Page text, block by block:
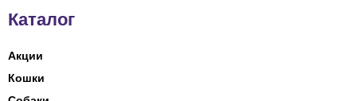
Каталог
Акции
Кошки